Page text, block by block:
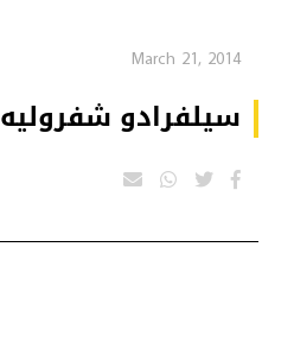
March 21, 2014
سيلفرادو شفروليه 1500 - 2014